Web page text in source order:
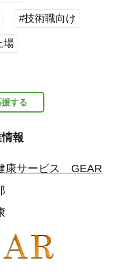
#技術職向け
場
援する
報
康サービス GEAR